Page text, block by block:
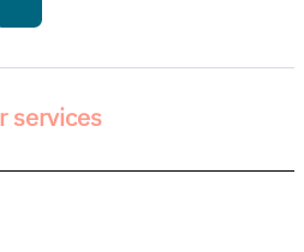
services